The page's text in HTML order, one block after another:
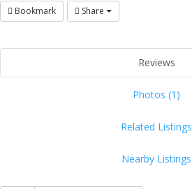
Bookmark Share
Reviews
Photos (1)
Related Listings
Nearby Listings